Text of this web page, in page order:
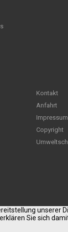
Kontakt
Anfahrt
Impressum
Copyright
unserer
Sie sich